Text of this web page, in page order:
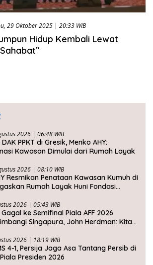
29 Oktober 2025 | 20:33 WIB
Hidup Kembali Lewat
2026 | 06:48 WIB
PPKT di Gresik, Menko AHY:
Kawasan Dimulai dari Rumah Layak
2026 | 08:10 WIB
Resmikan Penataan Kawasan Kumuh di
Rumah Layak Huni Fondasi
2026 | 05:43 WIB
ke Semifinal Piala AFF 2026
Singapura, John Herdman: Kita
2026 | 18:19 WIB
4-1, Persija Jaga Asa Tantang Persib di
Presiden 2026